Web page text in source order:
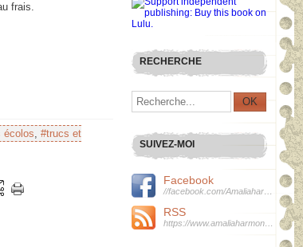
frais.
écolos, #trucs et
RECHERCHE
SUIVEZ-MOI
Facebook
RSS